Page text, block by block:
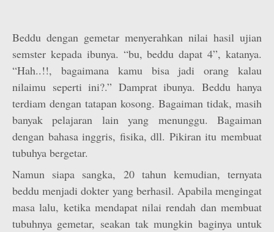
Beddu dengan gemetar menyerahkan nilai hasil ujian
semster kepada ibunya. “bu, beddu dapat 4”, katanya.
“Hah..!!, bagaimana kamu bisa jadi orang kalau
nilaimu seperti ini?.” Damprat ibunya. Beddu hanya
terdiam dengan tatapan kosong. Bagaiman tidak, masih
banyak pelajaran lain yang menunggu. Bagaiman
dengan bahasa inggris, fisika, dll. Pikiran itu membuat
tubuhya bergetar.
Namun siapa sangka, 20 tahun kemudian, ternyata
beddu menjadi dokter yang berhasil. Apabila mengingat
masa lalu, ketika mendapat nilai rendah dan membuat
tubuhnya gemetar, seakan tak mungkin baginya untuk